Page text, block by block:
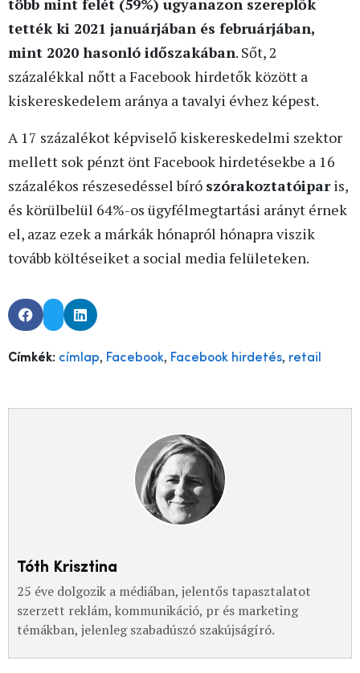
több mint felét (59%) ugyanazon szereplők
tették ki 2021 januárjában és februárjában,
mint 2020 hasonló időszakában. Sőt, 2
százalékkal nőtt a Facebook hirdetők között a
kiskereskedelem aránya a tavalyi évhez képest.
A 17 százalékot képviselő kiskereskedelmi szektor
mellett sok pénzt önt Facebook hirdetésekbe a 16
százalékos részesedéssel bíró szórakoztatóiparis,
és körülbelül 64%-os ügyfélmegtartási arányt érnek
el, azaz ezek a márkák hónapról hónapra viszik
tovább költéseiket a social media felületeken.
Címkék: címlap, Facebook, Facebook hirdetés, retail
Tóth Krisztina
25 éve dolgozik a médiában, jelentős tapasztalatot
szerzett reklám, kommunikáció, pr és marketing
témákban, jelenleg szabadúszó szakújságíró.